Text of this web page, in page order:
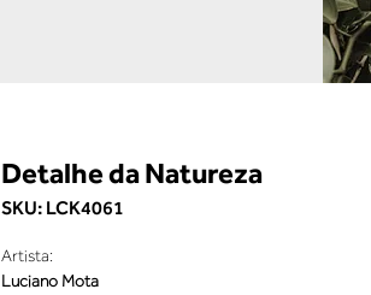
Detalhe da Natureza
SKU: LCK4061
Artista:
Luciano Mota